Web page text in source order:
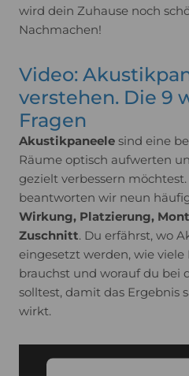
wird dein Zuhause noch
Nachmachen!
Video:
verstehen. Die 9
Fragen
Akustikpaneele sind eine
Räume optisch aufwerten
gezielt verbessern
beantworten wir neun
Wirkung, Platzierung,
Zuschnitt. Du erfährst, wo
eingesetzt werden, wie
brauchst und worauf du bei
solltest, damit das Ergebnis
wirkt.